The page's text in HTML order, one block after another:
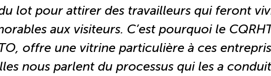
lot pour attirer des travailleurs qui feront
aux visiteurs. C’est pourquoi le
offre une vitrine particulière à ces
nous parlent du processus qui les a